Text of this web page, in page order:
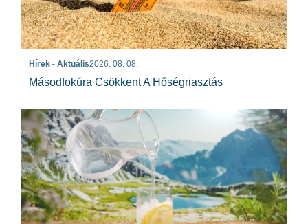
Hírek - Aktuális2026. 08. 08.
Másodfokúra Csökkent A Hőségriasztás